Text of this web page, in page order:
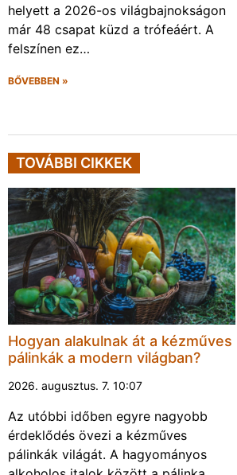
helyett a 2026-os világbajnokságon
már 48 csapat küzd a trófeáért. A
felszínen ez…
BŐVEBBEN »
TOVÁBBI CIKKEK
Hogyan alakulnak át a kézműves
pálinkák a modern világban?
2026. augusztus. 7. 10:07
Az utóbbi időben egyre nagyobb
érdeklődés övezi a kézműves
pálinkák világát. A hagyományos